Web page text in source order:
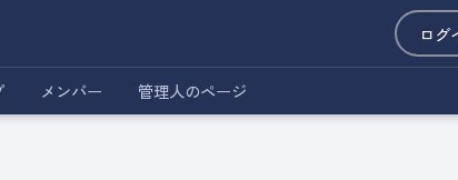
ログ
メンバー 管理人のページ